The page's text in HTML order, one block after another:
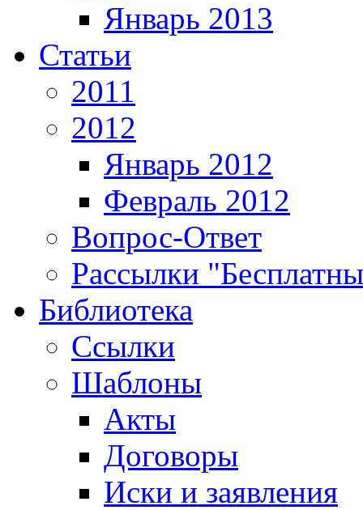
Январь 2013
Статьи
2011
2012
Январь 2012
Февраль 2012
Вопрос-Ответ
Рассылки
Библиотека
Ссылки
Шаблоны
Акты
Договоры
Иски и заявления